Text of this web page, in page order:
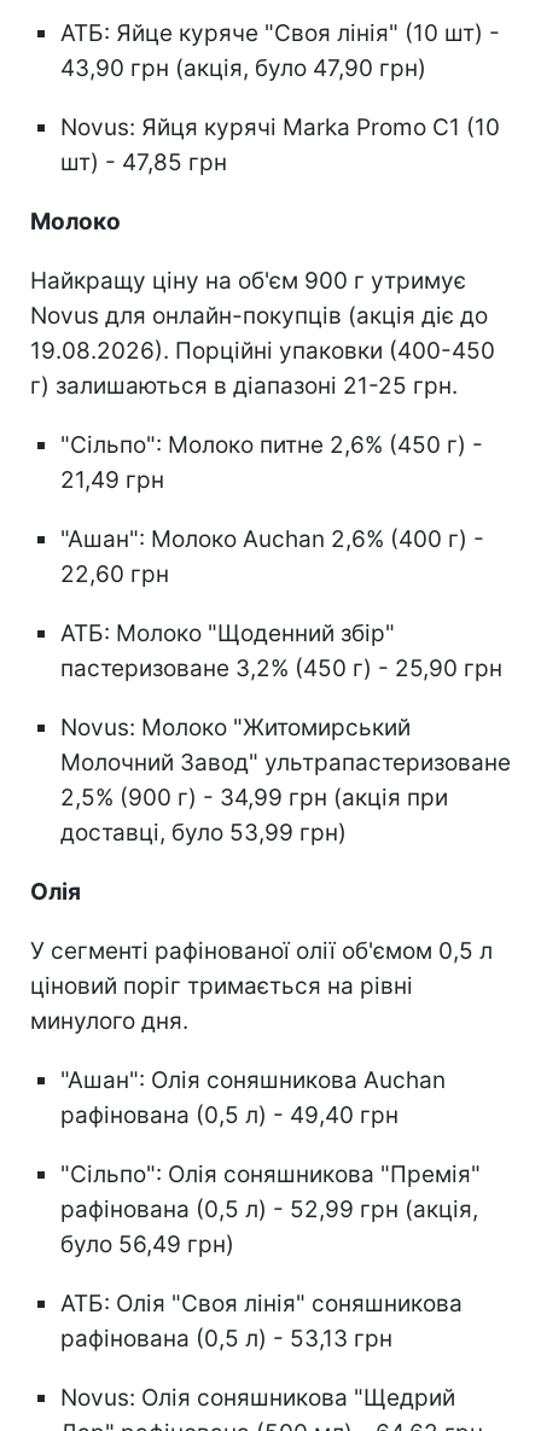
АТБ: Яйце куряче "Своя лінія" (10 шт) -
43,90 грн (акція, було 47,90 грн)
Novus: Яйця курячі Marka Promo С1 (10
шт) - 47,85 грн
Молоко
Найкращу ціну на об'єм 900 г утримує
Novus для онлайн-покупців (акція діє до
19.08.2026). Порційні упаковки (400-450
г) залишаються в діапазоні 21-25 грн.
"Сільпо": Молоко питне 2,6% (450 г) -
21,49 грн
"Ашан": Молоко Auchan 2,6% (400 г) -
22,60 грн
АТБ: Молоко "Щоденний збір"
пастеризоване 3,2% (450 г) - 25,90 грн
Novus: Молоко "Житомирський
Молочний Завод" ультрапастеризоване
2,5% (900 г) - 34,99 грн (акція при
доставці, було 53,99 грн)
Олія
У сегменті рафінованої олії об'ємом 0,5 л
ціновий поріг тримається на рівні
минулого дня.
"Ашан": Олія соняшникова Auchan
рафінована (0,5 л) - 49,40 грн
"Сільпо": Олія соняшникова "Премія"
рафінована (0,5 л) - 52,99 грн (акція,
було 56,49 грн)
АТБ: Олія "Своя лінія" соняшникова
рафінована (0,5 л) - 53,13 грн
Novus: Олія соняшникова "Щедрий